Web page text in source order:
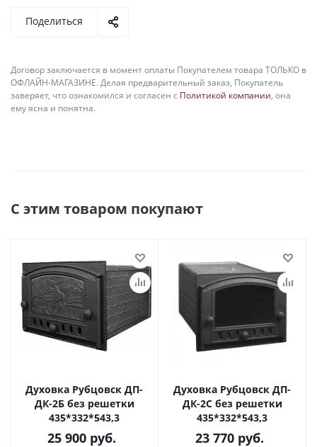
Поделиться
Договор заключается в момент оплаты Покупателем товара ТОЛЬКО в
ОФЛАЙН-МАГАЗИНЕ. Делая предварительный заказ, Покупатель
заверяет, что ознакомился и согласен с Политикой компании, она
ему ясна и понятна.
С этим товаром покупают
Духовка Рубцовск ДП-
ДК-2Б без решетки
435*332*543,3
25 900 руб.
Духовка Рубцовск ДП-
ДК-2С без решетки
435*332*543,3
23 770 руб.